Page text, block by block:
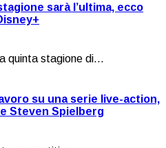
sarà l’ultima, ecco
quinta stagione di...
su una serie live-action,
Steven Spielberg